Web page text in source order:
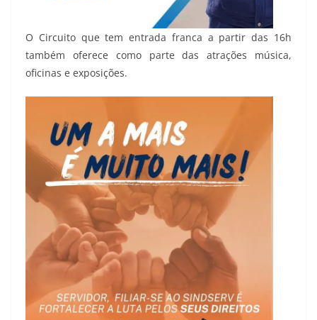
O Circuito que tem entrada franca a partir das 16h
também oferece como parte das atrações música,
oficinas e exposições.